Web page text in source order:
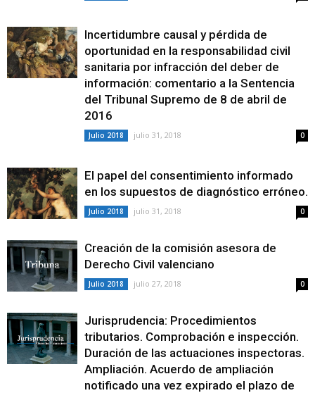
Incertidumbre causal y pérdida de
oportunidad en la responsabilidad civil
sanitaria por infracción del deber de
información: comentario a la Sentencia
del Tribunal Supremo de 8 de abril de
2016
Julio 2018 julio 31, 2018 0
El papel del consentimiento informado
en los supuestos de diagnóstico erróneo.
Julio 2018 julio 31, 2018 0
Creación de la comisión asesora de
Derecho Civil valenciano
Julio 2018 julio 27, 2018 0
Jurisprudencia: Procedimientos
tributarios. Comprobación e inspección.
Duración de las actuaciones inspectoras.
Ampliación. Acuerdo de ampliación
notificado una vez expirado el plazo de